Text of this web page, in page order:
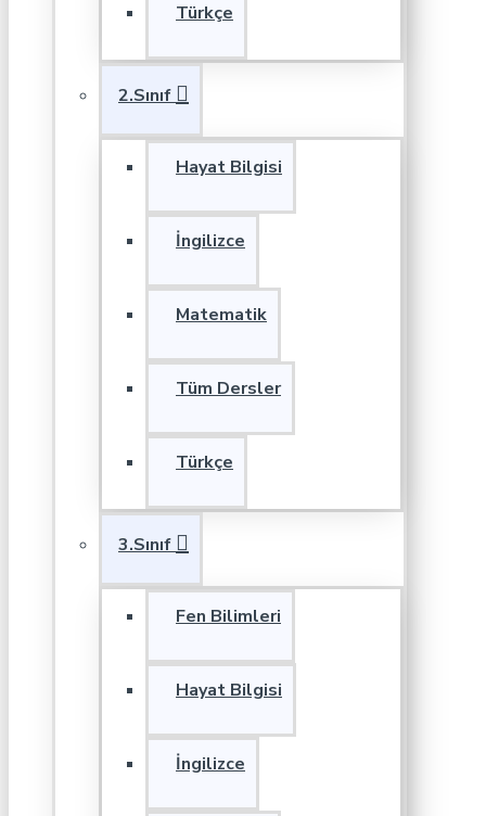
Türkçe
2.Sınıf
Hayat Bilgisi
İngilizce
Matematik
Tüm Dersler
Türkçe
3.Sınıf
Fen Bilimleri
Hayat Bilgisi
İngilizce